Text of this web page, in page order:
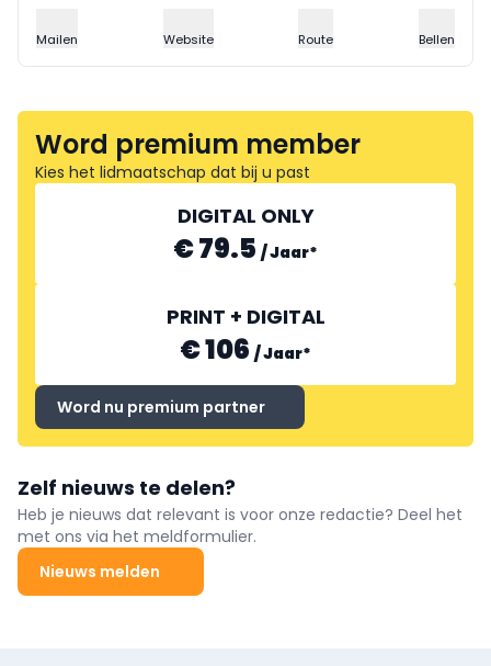
Mailen Website Route Bellen
Word premium member
Kies het lidmaatschap dat bij u past
DIGITAL ONLY
€ 79.5 /Jaar*
PRINT + DIGITAL
€ 106 /Jaar*
Word nu premium partner
Zelf nieuws te delen?
Heb je nieuws dat relevant is voor onze redactie? Deel het
met ons via het meldformulier.
Nieuws melden